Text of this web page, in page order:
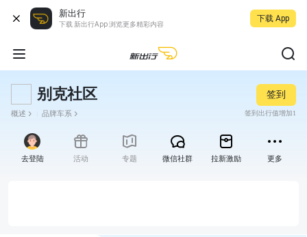
新出行
下载 新出行App 浏览更多精彩内容
下载 App
别克社区
概述 品牌车系
签到
签到出行值增加1
去登陆 活动 专题 微信社群 拉新激励 更多